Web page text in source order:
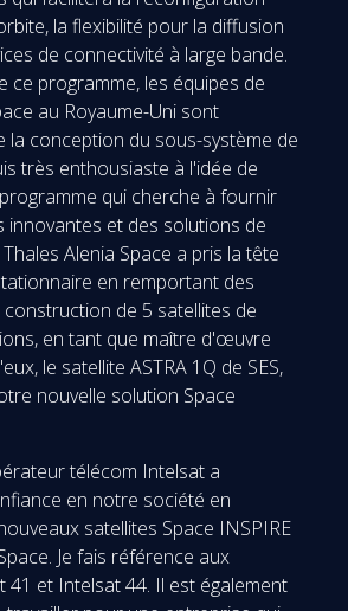
la flexibilité pour la diffusion
de connectivité à large bande.
ce programme, les équipes de
au Royaume-Uni sont
la conception du sous-système de
très enthousiaste à l'idée de
qui cherche à fournir
innovantes et des solutions de
Alenia Space a pris la tête
en remportant des
de 5 satellites de
en tant que maître d'œuvre
le satellite ASTRA 1Q de SES,
nouvelle solution Space
télécom Intelsat a
en notre société en
satellites Space INSPIRE
Je fais référence aux
41 et Intelsat 44. Il est également